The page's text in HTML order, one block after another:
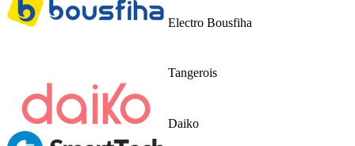
Electro Bousfiha
Tangerois
Daiko